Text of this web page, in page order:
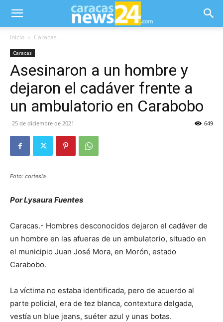
Inicio Caracas
Caracas
Asesinaron a un hombre y
dejaron el cadáver frente a
un ambulatorio en Carabobo
25 de diciembre de 2021 649
Foto: cortesía
Por Lysaura Fuentes
Caracas.- Hombres desconocidos dejaron el cadáver de
un hombre en las afueras de un ambulatorio, situado en
el municipio Juan José Mora, en Morón, estado
Carabobo.
La víctima no estaba identificada, pero de acuerdo al
parte policial, era de tez blanca, contextura delgada,
vestía un blue jeans, suéter azul y unas botas.